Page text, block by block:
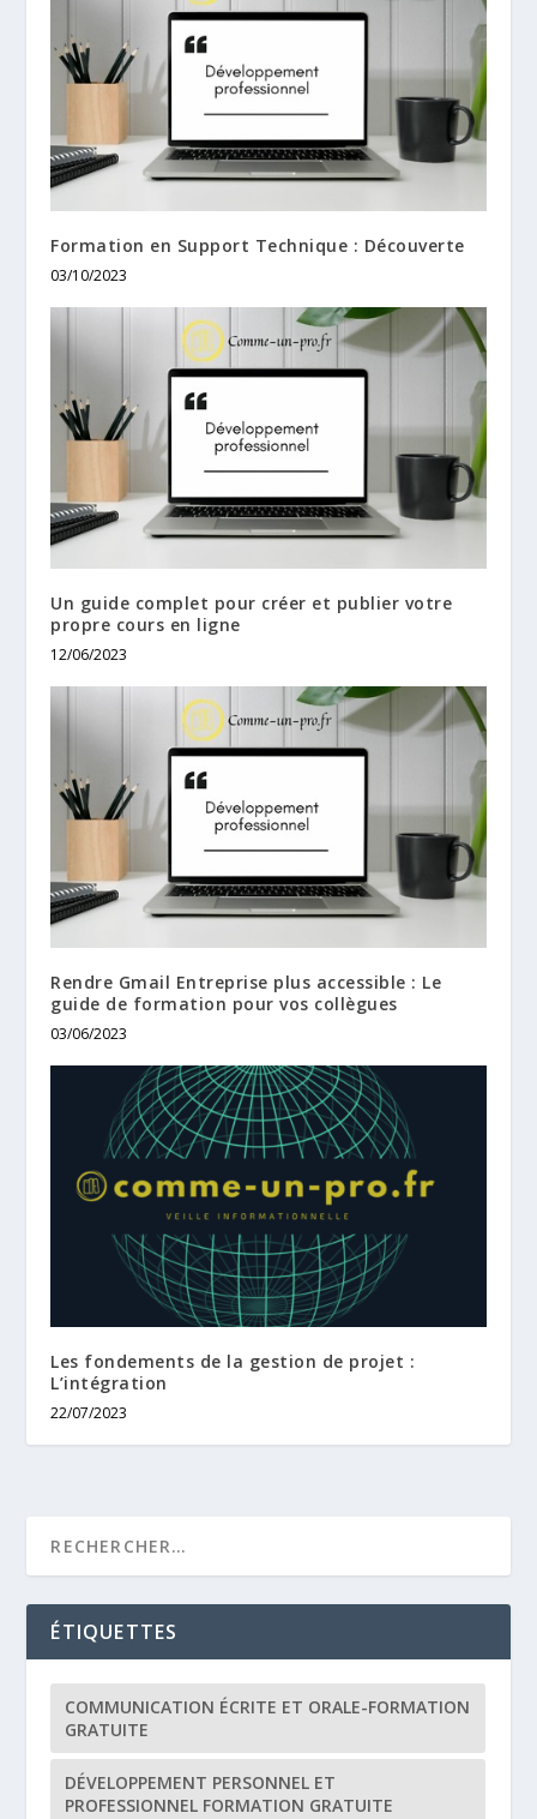
Formation en Support Technique : Découverte
03/10/2023
Un guide complet pour créer et publier votre
propre cours en ligne
12/06/2023
Rendre Gmail Entreprise plus accessible : Le
guide de formation pour vos collègues
03/06/2023
Les fondements de la gestion de projet :
L’intégration
22/07/2023
ÉTIQUETTES
COMMUNICATION ÉCRITE ET ORALE-FORMATION
GRATUITE
DÉVELOPPEMENT PERSONNEL ET
PROFESSIONNEL FORMATION GRATUITE